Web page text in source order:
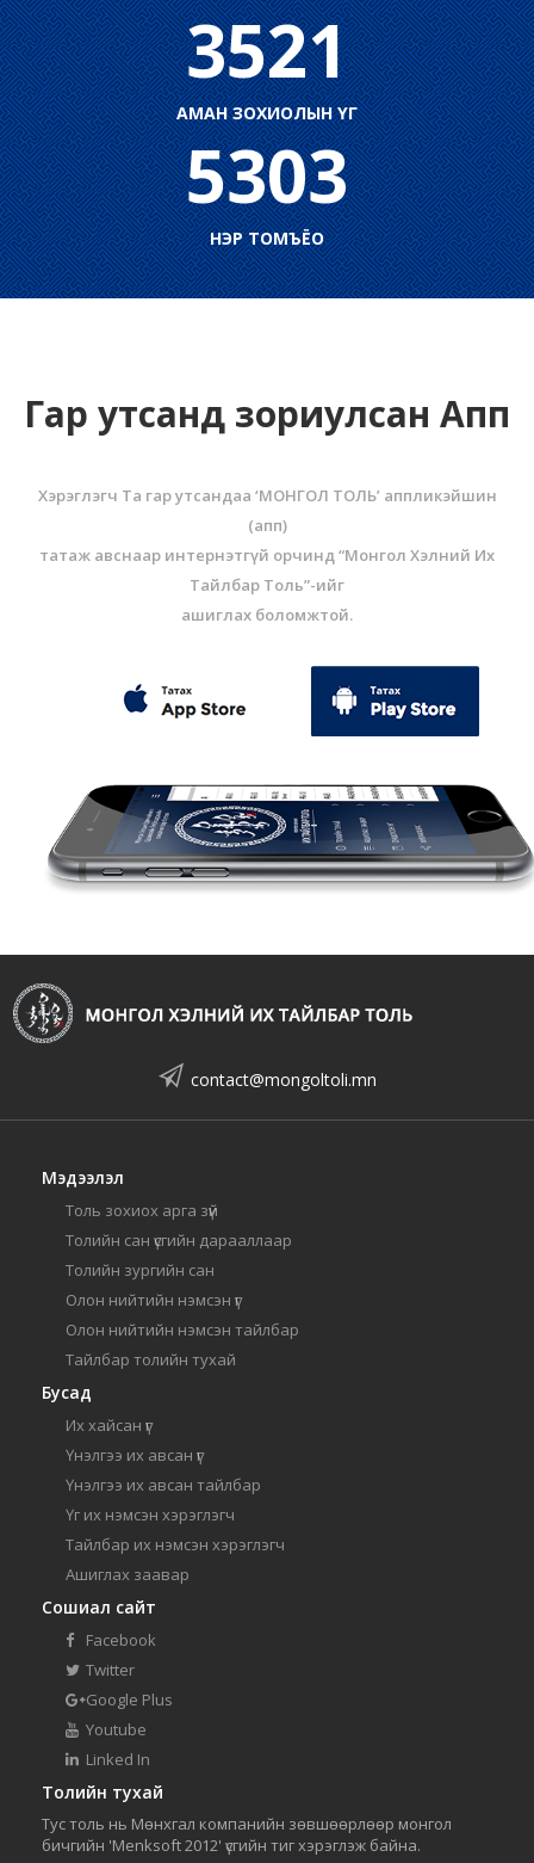
3521
АМАН ЗОХИОЛЫН ҮГ
5303
НЭР ТОМЪЁО
Гар утсанд зориулсан Апп
Хэрэглэгч Та гар утсандаа ‘МОНГОЛ ТОЛЬ’ аппликэйшин
(aпп)
татаж авснаар интернэтгүй орчинд “Монгол Хэлний Их
Тайлбар Толь”-ийг
ашиглах боломжтой.
contact@mongoltoli.mn
Мэдээлэл
Толь зохиох арга зүй
Толийн сан үсгийн дарааллаар
Толийн зургийн сан
Олон нийтийн нэмсэн үг
Олон нийтийн нэмсэн тайлбар
Тайлбар толийн тухай
Бусад
Их хайсан үг
Үнэлгээ их авсан үг
Үнэлгээ их авсан тайлбар
Үг их нэмсэн хэрэглэгч
Тайлбар их нэмсэн хэрэглэгч
Ашиглах заавар
Сошиал сайт
Facebook
Twitter
Google Plus
Youtube
Linked In
Толийн тухай
Тус толь нь Мөнхгал компанийн зөвшөөрлөөр монгол
бичгийн 'Menksoft 2012' үсгийн тиг хэрэглэж байна.